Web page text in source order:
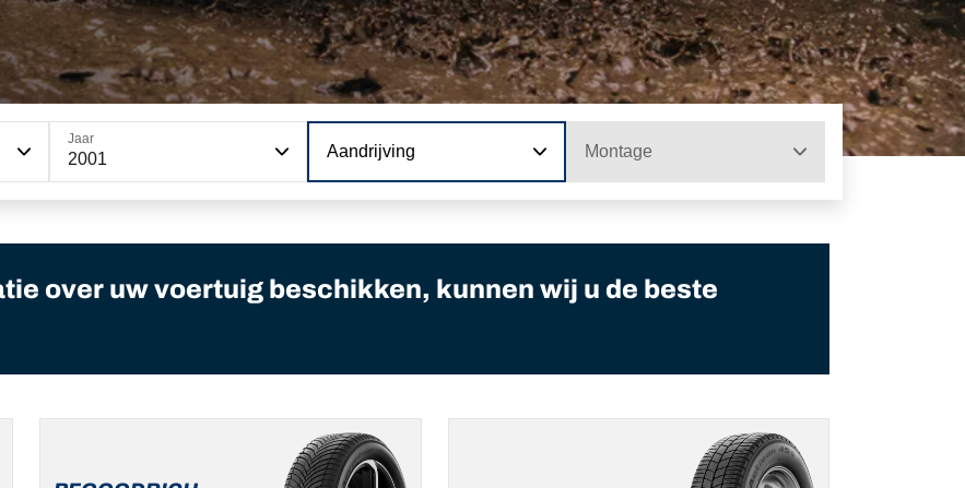
Jaar
2001 Aandrijving Montage
over uw voertuig beschikken, kunnen wij u de beste